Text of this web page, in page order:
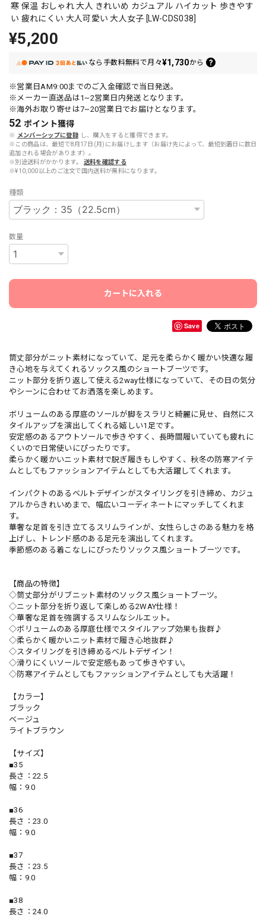
寒 保温 おしゃれ 大人 きれいめ カジュアル ハイカット 歩きやす
い 疲れにくい 大人可愛い 大人女子 [LW-CDS038]
¥5,200
なら 手数料無料で月々¥1,730から
※営業日AM9:00までのご入金確認で当日発送。
※メーカー直送品は1~2営業日内発送となります。
※海外お取り寄せは7~20営業日でお届けとなります。
52 ポイント獲得
※ メンバーシップに登録 し、購入をすると獲得できます。
※この商品は、最短で8月17日(月)にお届けします（お届け先によって、最短到着日に数日
追加される場合があります）。
※別途送料がかかります。
送料を確認する
※¥10,000以上のご注文で国内送料が無料になります。
種類
数量
カートに入れる
Save
筒丈部分がニット素材になっていて、足元を柔らかく暖かい快適な履
き心地を与えてくれるソックス風のショートブーツです。
ニット部分を折り返して使える2way仕様になっていて、その日の気分
やシーンに合わせてお洒落を楽しめます。
ボリュームのある厚底のソールが脚をスラリと綺麗に見せ、自然にス
タイルアップを演出してくれる嬉しい1足です。
安定感のあるアウトソールで歩きやすく、長時間履いていても疲れに
くいので日常使いにぴったりです。
柔らかく暖かいニット素材で脱ぎ履きもしやすく、秋冬の防寒アイテ
ムとしてもファッションアイテムとしても大活躍してくれます。
インパクトのあるベルトデザインがスタイリングを引き締め、カジュ
アルからきれいめまで、幅広いコーディネートにマッチしてくれま
す。
華奢な足首を引き立てるスリムラインが、女性らしさのある魅力を格
上げし、トレンド感のある足元を演出してくれます。
季節感のある着こなしにぴったりソックス風ショートブーツです。
【商品の特徴】
◇筒丈部分がリブニット素材のソックス風ショートブーツ。
◇ニット部分を折り返して楽しめる2WAY仕様！
◇華奢な足首を強調するスリムなシルエット。
◇ボリュームのある厚底仕様でスタイルアップ効果も抜群♪
◇柔らかく暖かいニット素材で履き心地抜群♪
◇スタイリングを引き締めるベルトデザイン！
◇滑りにくいソールで安定感もあって歩きやすい。
◇防寒アイテムとしてもファッションアイテムとしても大活躍！
【カラー】
ブラック
ベージュ
ライトブラウン
【サイズ】
■35
長さ：22.5
幅：9.0
■36
長さ：23.0
幅：9.0
■37
長さ：23.5
幅：9.0
■38
長さ：24.0